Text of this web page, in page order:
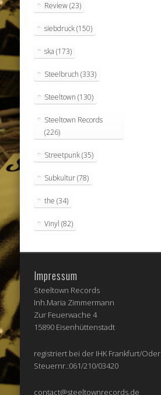
Review(23)
siebdruck(150)
ska (173)
Steelbruch (333)
Steeltown (130)
Steeltown Records
(226)
Streetpunk(35)
Subkultur(78)
the (34)
Vinyl (82)
Impressum
Steeltown Records
Inh.Maria Zimmermann
Zur Feuerwache 4
15890 Eisenhüttenstadt
registriert bei der IHK Frankfurt/Oder
Steuernr.:061/210/03420
contact@steeltownrecords.de